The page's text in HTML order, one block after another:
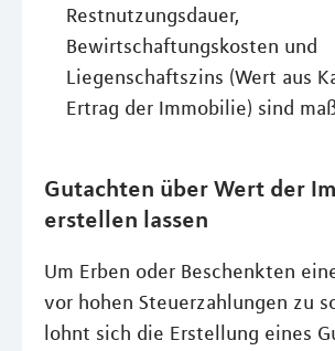
Restnutzungsdauer,
Bewirtschaftungskosten und
Liegenschaftszins (Wert aus
Ertrag der Immobilie) sind
Gutachten über Wert der
erstellen lassen
Um Erben oder Beschenkten
vor hohen Steuerzahlungen zu
lohnt sich die Erstellung eines